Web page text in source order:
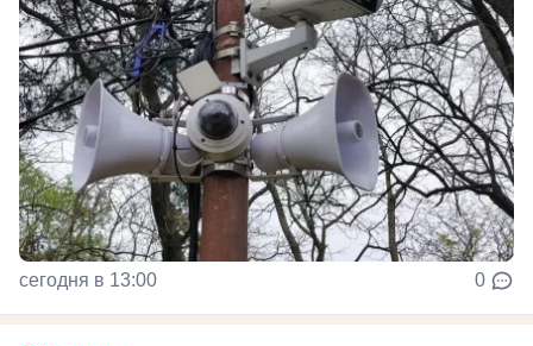
сегодня в 13:00 0